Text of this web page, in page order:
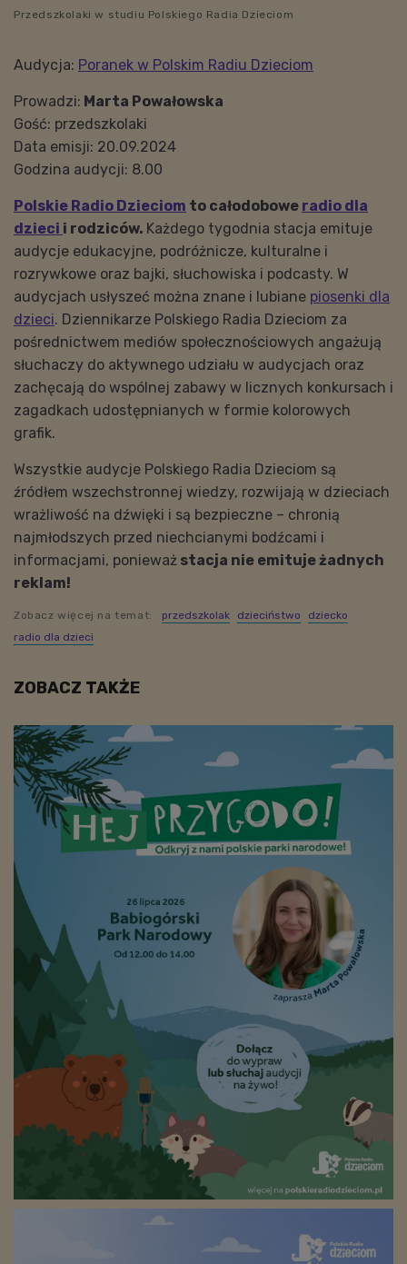
Przedszkolaki w studiu Polskiego Radia Dzieciom
Audycja: Poranek w Polskim Radiu Dzieciom
Prowadzi: Marta Powałowska
Gość: przedszkolaki
Data emisji: 20.09.2024
Godzina audycji: 8.00
Polskie Radio Dzieciom to całodobowe radio dla
dzieci i rodziców. Każdego tygodnia stacja emituje
audycje edukacyjne, podróżnicze, kulturalne i
rozrywkowe oraz bajki, słuchowiska i podcasty. W
audycjach usłyszeć można znane i lubiane piosenki dla
dzieci. Dziennikarze Polskiego Radia Dzieciom za
pośrednictwem mediów społecznościowych angażują
słuchaczy do aktywnego udziału w audycjach oraz
zachęcają do wspólnej zabawy w licznych konkursach i
zagadkach udostępnianych w formie kolorowych
grafik.
Wszystkie audycje Polskiego Radia Dzieciom są
źródłem wszechstronnej wiedzy, rozwijają w dzieciach
wrażliwość na dźwięki i są bezpieczne – chronią
najmłodszych przed niechcianymi bodźcami i
informacjami, ponieważ stacja nie emituje żadnych
reklam!
Zobacz więcej na temat: przedszkolak dzieciństwo
dziecko
radio dla dzieci
ZOBACZ TAKŻE